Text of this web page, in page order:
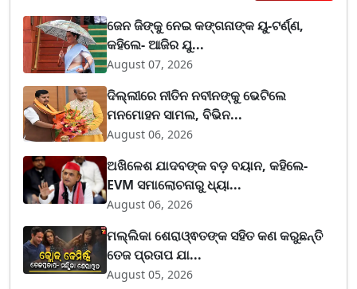
ଜେନ ଜିଙ୍କୁ ନେଇ କଙ୍ଗନାଙ୍କ ୟୁ-ଟର୍ଣ୍ଣ,
କହିଲେ- ଆଜିର ଯୁ...
August 07, 2026
ଦିଲ୍ଲୀରେ ନୀତିନ ନବୀନଙ୍କୁ ଭେଟିଲେ
ମନମୋହନ ସାମଲ, ବିଭିନ...
August 06, 2026
ଅଖିଳେଶ ଯାଦବଙ୍କ ବଡ଼ ବୟାନ, କହିଲେ-
EVM ସମାଲୋଚନାରୁ ଧ୍ୟା...
August 06, 2026
ମଲ୍ଲିକା ଶେରାଓ୍ଵତଙ୍କ ସହିତ କଣ କରୁଛନ୍ତି
ତେଜ ପ୍ରତାପ ଯା...
August 05, 2026